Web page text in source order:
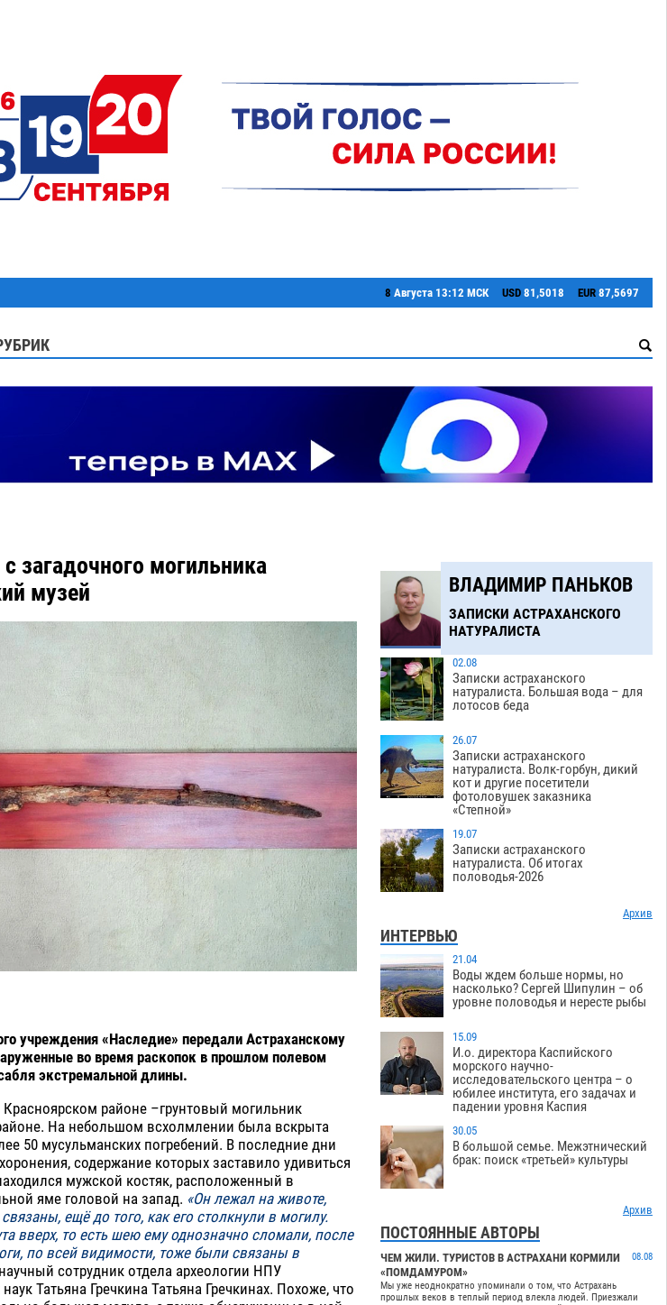
8 Августа 13:12 МСК USD 81,5018 EUR 87,5697
загадочного могильника
музей
учреждения «Наследие» передали Астраханскому
во время раскопок в прошлом полевом
экстремальной длины.
районе –грунтовый могильник
На небольшом всхолмлении была вскрыта
50 мусульманских погребений. В последние дни
содержание которых заставило удивиться
мужской костяк, расположенный в
яме головой на запад. «Он лежал на животе,
ещё до того, как его столкнули в могилу.
вверх, то есть шею ему однозначно сломали, после
по всей видимости, тоже были связаны в
сотрудник отдела археологии НПУ
Татьяна Гречкина Татьяна Гречкинах. Похоже, что
ВЛАДИМИР ПАНЬКОВ
ЗАПИСКИ АСТРАХАНСКОГО
НАТУРАЛИСТА
02.08
Записки астраханского
натуралиста. Большая вода – для
лотосов беда
26.07
Записки астраханского
натуралиста. Волк-горбун, дикий
кот и другие посетители
фотоловушек заказника
«Степной»
19.07
Записки астраханского
натуралиста. Об итогах
половодья-2026
Архив
ИНТЕРВЬЮ
21.04
Воды ждем больше нормы, но
насколько? Сергей Шипулин – об
уровне половодья и нересте рыбы
15.09
И.о. директора Каспийского
морского научно-
исследовательского центра – о
юбилее института, его задачах и
падении уровня Каспия
30.05
В большой семье. Межэтнический
брак: поиск «третьей» культуры
Архив
ПОСТОЯННЫЕ АВТОРЫ
ЧЕМ ЖИЛИ. ТУРИСТОВ В АСТРАХАНИ КОРМИЛИ
«ПОМДАМУРОМ»
08.08
Мы уже неоднократно упоминали о том, что Астрахань
прошлых веков в теплый период влекла людей. Приезжали